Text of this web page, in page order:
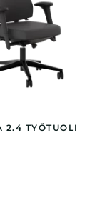
2.4 TYÖTUOLI